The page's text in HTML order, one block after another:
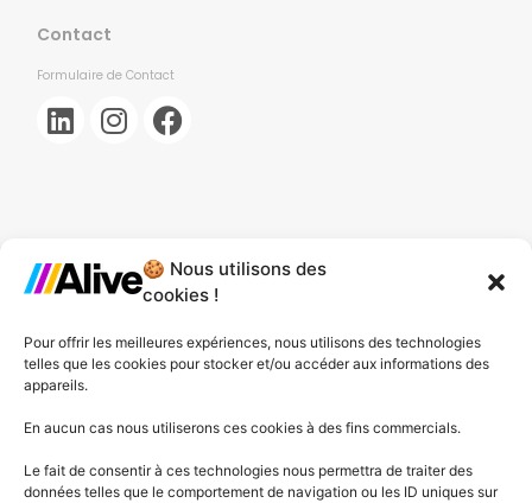
🍪 Nous utilisons des
cookies !
Pour offrir les meilleures expériences, nous utilisons des technologies
telles que les cookies pour stocker et/ou accéder aux informations des
appareils.
En aucun cas nous utiliserons ces cookies à des fins commercials.
Le fait de consentir à ces technologies nous permettra de traiter des
données telles que le comportement de navigation ou les ID uniques sur
Contact
Formulaire de Contact
Agence de Lille
Agence de Plessis-Pâté
Agence d'Angers
Agence de Lyon